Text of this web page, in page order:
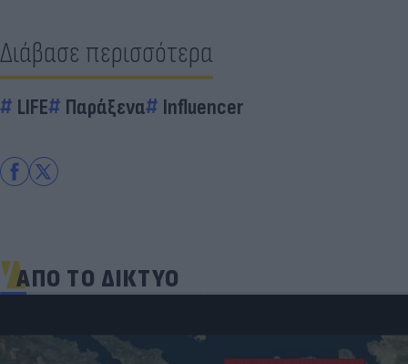
Διάβασε περισσότερα
LIFE Παράξενα Influencer
ΑΠΟ ΤΟ ΔΙΚΤΥΟ